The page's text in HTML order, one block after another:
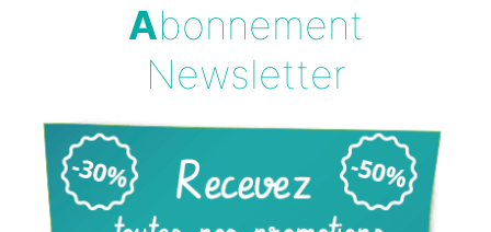
Abonnement
Newsletter